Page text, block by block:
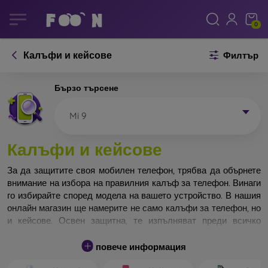
0
Калъфи и кейсове Филтър
Бързо търсене
Mi 9
Калъфи и кейсове
За да защитите своя мобилен телефон, трябва да обърнете
внимание на избора на правилния калъф за телефон. Винаги
го избирайте според модела на вашето устройство. В нашия
онлайн магазин ще намерите не само калъфи за телефон, но
и кейсове. Освен защитна, те изпълняват преди всичко
Кейса за телефон може да бъде наречен и заден капак. Той е
повече информация